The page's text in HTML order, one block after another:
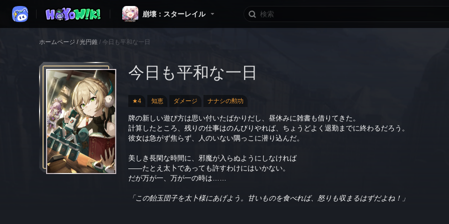
崩壊：スターレイル
ホームページ / 光円錐 / 今日も平和な一日
今日も平和な一日
★4 知恵 ダメージ ナナシの勲功
牌の新しい遊び方は思い付いたばかりだし、昼休みに雑書も借りてきた。
計算したところ、残りの仕事はのんびりやれば、ちょうどよく退勤までに終わるだろう。
彼女は急がず焦らず、人のいない隅っこに潜り込んだ。
美しき長閑な時間に、邪魔が入らぬようにしなければ
——たとえ太卜であっても許すわけにはいかない。
だが万が一、万が一の時は……
「この飴玉団子を太卜様にあげよう。甘いものを食べれば、怒りも収まるはずだよね！」